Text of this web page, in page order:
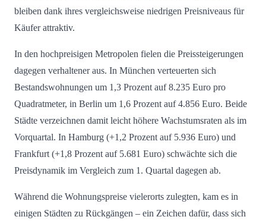
bleiben dank ihres vergleichsweise niedrigen Preisniveaus für
Käufer attraktiv.
In den hochpreisigen Metropolen fielen die Preissteigerungen
dagegen verhaltener aus. In München verteuerten sich
Bestandswohnungen um 1,3 Prozent auf 8.235 Euro pro
Quadratmeter, in Berlin um 1,6 Prozent auf 4.856 Euro. Beide
Städte verzeichnen damit leicht höhere Wachstumsraten als im
Vorquartal. In Hamburg (+1,2 Prozent auf 5.936 Euro) und
Frankfurt (+1,8 Prozent auf 5.681 Euro) schwächte sich die
Preisdynamik im Vergleich zum 1. Quartal dagegen ab.
Während die Wohnungspreise vielerorts zulegten, kam es in
einigen Städten zu Rückgängen – ein Zeichen dafür, dass sich